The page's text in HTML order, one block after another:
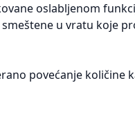
oslabljenom
smeštene u vratu koje
povećanje količine